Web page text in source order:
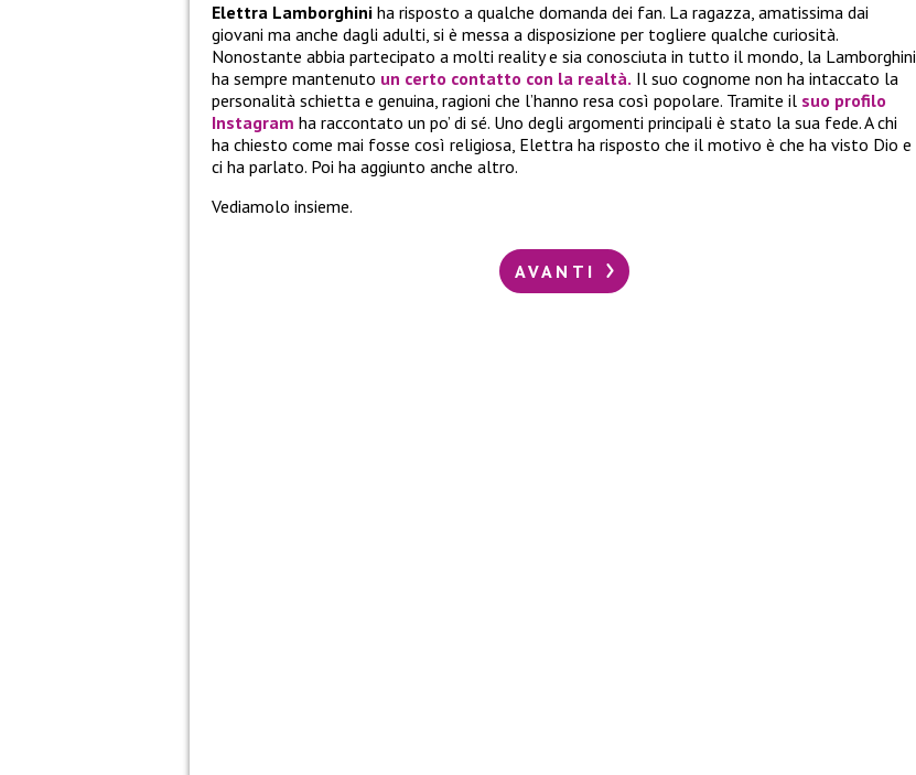
Elettra Lamborghini ha risposto a qualche domanda dei fan. La ragazza, amatissima dai
giovani ma anche dagli adulti, si è messa a disposizione per togliere qualche curiosità.
Nonostante abbia partecipato a molti reality e sia conosciuta in tutto il mondo, la Lamborghini
ha sempre mantenuto un certo contatto con la realtà. Il suo cognome non ha intaccato la
personalità schietta e genuina, ragioni che l’hanno resa così popolare. Tramite il suo profilo
Instagram ha raccontato un po’ di sé. Uno degli argomenti principali è stato la sua fede. A chi
ha chiesto come mai fosse così religiosa, Elettra ha risposto che il motivo è che ha visto Dio e
ci ha parlato. Poi ha aggiunto anche altro.
Vediamolo insieme.
AVANTI